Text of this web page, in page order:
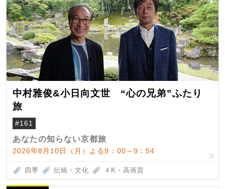
中村雅俊&小日向文世 “心の兄弟”ふたり
旅
#161
あなたの知らない京都旅
2026年8月10日（月）よる9：00～9：54
四季 伝統・文化 ４K・高画質